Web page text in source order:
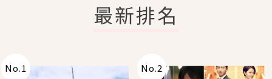
最新排名
No.1 No.2